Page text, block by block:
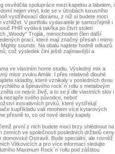
osvědčila spolupráce mezi kapelou a labelem, i
nejen vinyl, kde se v útrobách luxusního
vystřihovací diorámu, z níž si budete moci
vzhlížet. V portfoliu vydavatele je samozřejmě i
PHR vydává takřka po čtvrt století.
„Woody“ Troják, mimochodem člen další
prací, které mají značný přesah i mimo
sounds. Na obalu najdete hodně odkazů
což výsledek činí ještě zajímavější a
ve vlastním home studiu. Výsledný mix a
mistr zvuku Amák. I přes relativně dlouhé
skladby, které vznikaly v posledních dvou
a špinavého rock´n´rollu s metalovým
co nejvíc živě, a to se jí dle vlastních slov i
nezapře svého původce, neboť
inovativních prvků, které vystřelují
kupříkladu valí mnohem více kytarových
přesně to, co od nové desky kapely
první z nich budete moci brzy shlédnout na
zemích ve společnosti posledních držitelů ceny
Ostravě. Bude speciální, ale rovněž
Vítkovicích a pro více informací sledujte
Maximum Rock´n´rollu pod záštitou